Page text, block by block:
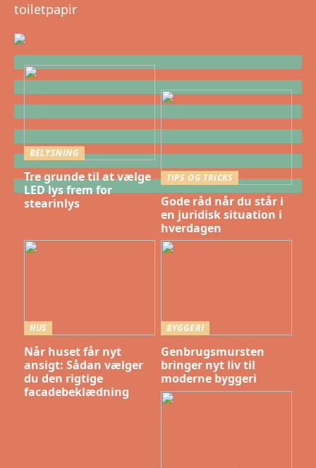
toiletpapir
BELYSNING
Tre grunde til at vælge
LED lys frem for
stearinlys
TIPS OG TRICKS
Gode råd når du står i
en juridisk situation i
hverdagen
HUS
Når huset får nyt
ansigt: Sådan vælger
du den rigtige
facadebeklædning
BYGGERI
Genbrugsmursten
bringer nyt liv til
moderne byggeri